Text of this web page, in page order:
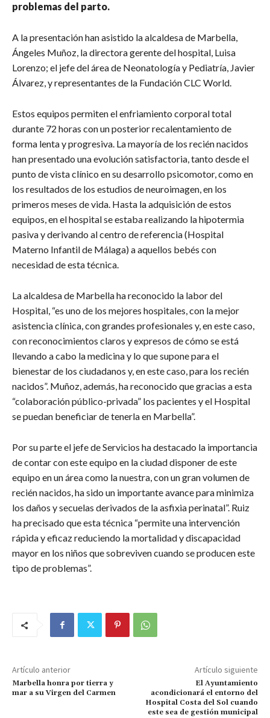
problemas del parto.
A la presentación han asistido la alcaldesa de Marbella,
Ángeles Muñoz, la directora gerente del hospital, Luisa
Lorenzo; el jefe del área de Neonatología y Pediatría, Javier
Álvarez, y representantes de la Fundación CLC World.
Estos equipos permiten el enfriamiento corporal total
durante 72 horas con un posterior recalentamiento de
forma lenta y progresiva. La mayoría de los recién nacidos
han presentado una evolución satisfactoria, tanto desde el
punto de vista clínico en su desarrollo psicomotor, como en
los resultados de los estudios de neuroimagen, en los
primeros meses de vida. Hasta la adquisición de estos
equipos, en el hospital se estaba realizando la hipotermia
pasiva y derivando al centro de referencia (Hospital
Materno Infantil de Málaga) a aquellos bebés con
necesidad de esta técnica.
La alcaldesa de Marbella ha reconocido la labor del
Hospital, “es uno de los mejores hospitales, con la mejor
asistencia clínica, con grandes profesionales y, en este caso,
con reconocimientos claros y expresos de cómo se está
llevando a cabo la medicina y lo que supone para el
bienestar de los ciudadanos y, en este caso, para los recién
nacidos”. Muñoz, además, ha reconocido que gracias a esta
“colaboración público-privada” los pacientes y el Hospital
se puedan beneficiar de tenerla en Marbella”.
Por su parte el jefe de Servicios ha destacado la importancia
de contar con este equipo en la ciudad disponer de este
equipo en un área como la nuestra, con un gran volumen de
recién nacidos, ha sido un importante avance para minimiza
los daños y secuelas derivados de la asfixia perinatal”. Ruiz
ha precisado que esta técnica “permite una intervención
rápida y eficaz reduciendo la mortalidad y discapacidad
mayor en los niños que sobreviven cuando se producen este
tipo de problemas”.
Artículo anterior
Marbella honra por tierra y
mar a su Virgen del Carmen
Artículo siguiente
El Ayuntamiento
acondicionará el entorno del
Hospital Costa del Sol cuando
este sea de gestión municipal